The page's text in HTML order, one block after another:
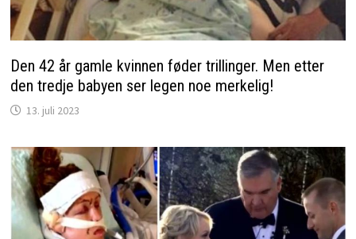
Den 42 år gamle kvinnen føder trillinger. Men etter
den tredje babyen ser legen noe merkelig!
13. juli 2023